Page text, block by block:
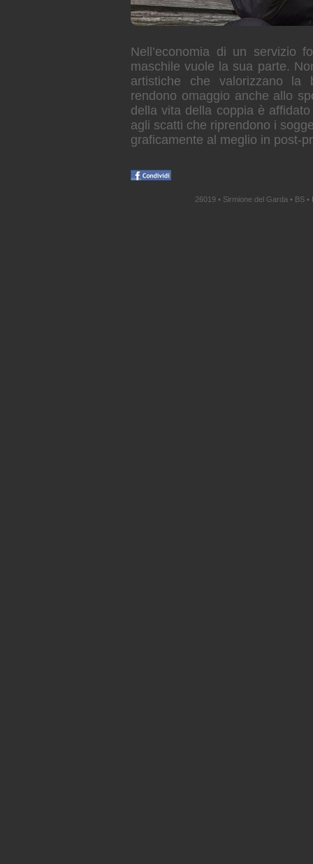
Nell’economia di un servizio
maschile vuole la sua parte.
artistiche che valorizzano la
rendono omaggio anche allo
della vita della coppia è
agli scatti che riprendono i
graficamente al meglio in post-
26019 • Sirmione del Garda • BS